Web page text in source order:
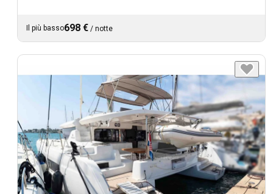
Il più basso698 € / notte